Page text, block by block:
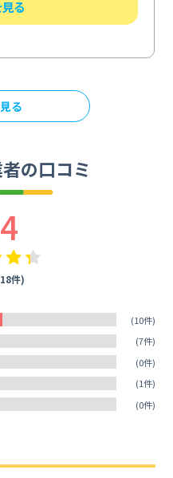
る
る
の口コミ
件)
(10件)
(7件)
(0件)
(1件)
(0件)